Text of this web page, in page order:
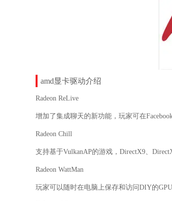
amd显卡驱动介绍
Radeon ReLive
增加了集成聊天的新功能，玩家可在
Radeon Chill
支持基于VulkanAP的游戏，DirectX9、
Radeon WattMan
玩家可以随时在电脑上保存和访问DIY的